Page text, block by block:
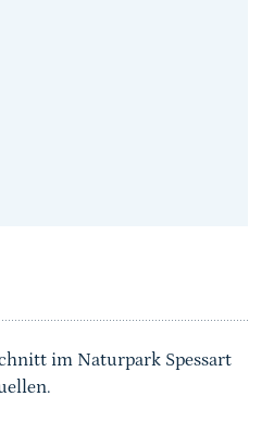
im Naturpark Spessart